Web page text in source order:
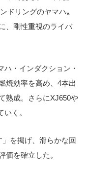
ドリングのヤマハ〟
、剛性重視のライバ
・インダクション・
焼効率を高め、4本出
熟成。さらにXJ650や
く。
を掲げ、滑らかな回
価を確立した。